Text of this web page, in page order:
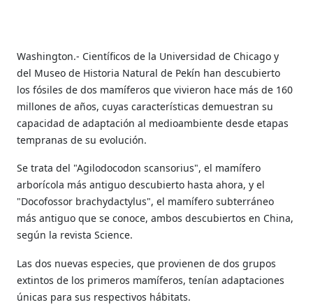
Washington.- Científicos de la Universidad de Chicago y
del Museo de Historia Natural de Pekín han descubierto
los fósiles de dos mamíferos que vivieron hace más de 160
millones de años, cuyas características demuestran su
capacidad de adaptación al medioambiente desde etapas
tempranas de su evolución.
Se trata del "Agilodocodon scansorius", el mamífero
arborícola más antiguo descubierto hasta ahora, y el
"Docofossor brachydactylus", el mamífero subterráneo
más antiguo que se conoce, ambos descubiertos en China,
según la revista Science.
Las dos nuevas especies, que provienen de dos grupos
extintos de los primeros mamíferos, tenían adaptaciones
únicas para sus respectivos hábitats.